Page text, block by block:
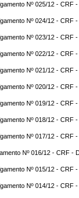
Nº 025/12 - CRF
Nº 024/12 - CRF
Nº 023/12 - CRF
Nº 022/12 - CRF
Nº 021/12 - CRF
Nº 020/12 - CRF
Nº 019/12 - CRF
Nº 018/12 - CRF
Nº 017/12 - CRF
Nº 016/12 - CRF -
Nº 015/12 - CRF
Nº 014/12 - CRF